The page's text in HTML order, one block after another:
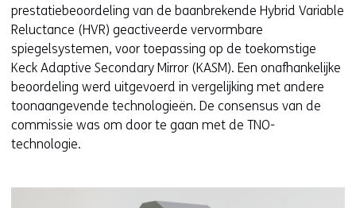
prestatiebeoordeling van de baanbrekende Hybrid Variable
Reluctance (HVR) geactiveerde vervormbare
spiegelsystemen, voor toepassing op de toekomstige
Keck Adaptive Secondary Mirror (KASM). Een onafhankelijke
beoordeling werd uitgevoerd in vergelijking met andere
toonaangevende technologieën. De consensus van de
commissie was om door te gaan met de TNO-
technologie.